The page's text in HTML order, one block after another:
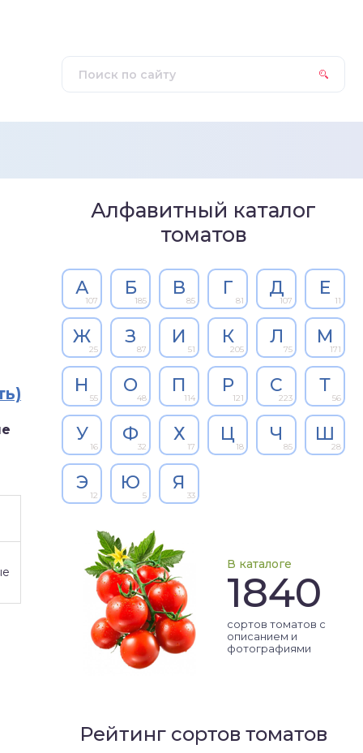
Алфавитный каталог
томатов
А
107
Б
185
В
85
Г
81
Д
107
Е
11
Ж
25
З
87
И
51
К
205
Л
75
М
171
Н
55
О
48
П
114
Р
121
С
223
Т
56
У
16
Ф
32
Х
17
Ц
18
Ч
85
Ш
28
Э
12
Ю
5
Я
33
В каталоге
1840
сортов томатов с
описанием и
фотографиями
Рейтинг сортов томатов